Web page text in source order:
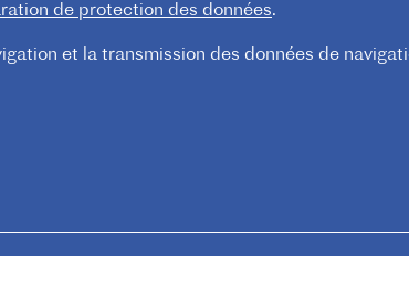
de protection des données.
et la transmission des données de